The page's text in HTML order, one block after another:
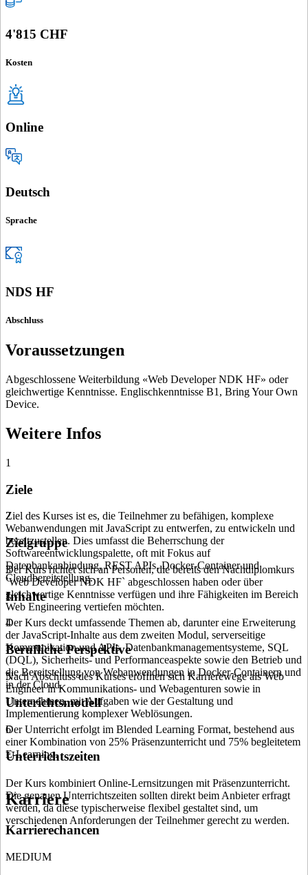
4'815 CHF
Kosten
Online
Deutsch
Sprache
NDS HF
Abschluss
Voraussetzungen
Abgeschlossene Weiterbildung «Web Developer NDK HF» oder
gleichwertige Kenntnisse. Englischkenntnisse B1, Bring Your Own
Device.
Weitere Infos
1
Ziele
Ziel des Kurses ist es, die Teilnehmer zu befähigen, komplexe
Webanwendungen mit JavaScript zu entwerfen, zu entwickeln und
bereitzustellen. Dies umfasst die Beherrschung der
Softwareentwicklungspalette, oft mit Fokus auf
Datenbankanbindung, REST APIs, Docker-Container und
Cloudbereitstellung.
2
Zielgruppe
Der Kurs richtet sich an Personen, die bereits den Nachdiplomkurs
`Web Developer NDK HF` abgeschlossen haben oder über
gleichwertige Kenntnisse verfügen und ihre Fähigkeiten im Bereich
Web Engineering vertiefen möchten.
3
Inhalte
Der Kurs deckt umfassende Themen ab, darunter eine Erweiterung
der JavaScript-Inhalte aus dem zweiten Modul, serverseitige
Kommunikation und APIs, Datenbankmanagementsysteme, SQL
(DQL), Sicherheits- und Performanceaspekte sowie den Betrieb und
die Bereitstellung von Webanwendungen in Docker-Containern und
in der Cloud.
4
Berufliche Perspektive
Nach Abschluss des Kurses eröffnen sich Karrierewege als Web
Engineer in Kommunikations- und Webagenturen sowie in
Unternehmen, mit Aufgaben wie der Gestaltung und
Implementierung komplexer Weblösungen.
5
Unterichtsmodell
Der Unterricht erfolgt im Blended Learning Format, bestehend aus
einer Kombination von 25% Präsenzunterricht und 75% begleitetem
E-Learning.
6
Unterrichtszeiten
Der Kurs kombiniert Online-Lernsitzungen mit Präsenzunterricht.
Die genauen Unterrichtszeiten sollten direkt beim Anbieter erfragt
werden, da diese typischerweise flexibel gestaltet sind, um
verschiedenen Anforderungen der Teilnehmer gerecht zu werden.
Karriere
Karrierechancen
MEDIUM